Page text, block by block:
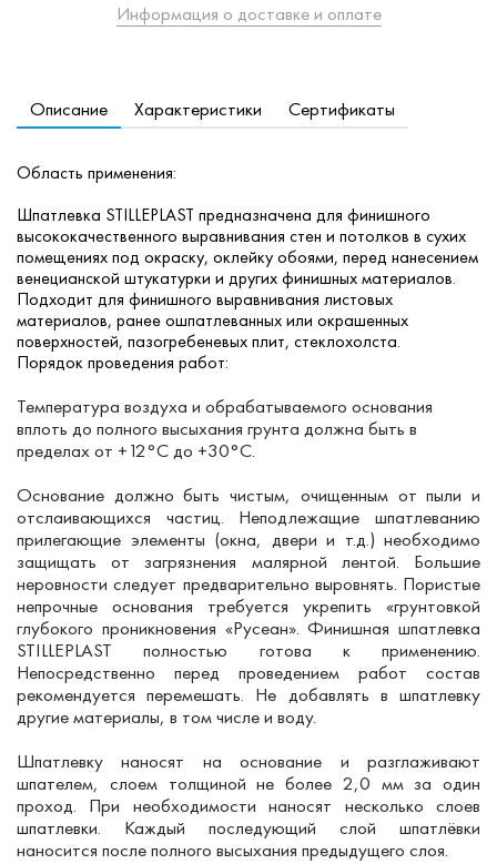
Информация о доставке и оплате
Описание Характеристики Сертификаты
Область применения:
Шпатлевка STILLEPLAST предназначена для финишного
высококачественного выравнивания стен и потолков в сухих
помещениях под окраску, оклейку обоями, перед нанесением
венецианской штукатурки и других финишных материалов.
Подходит для финишного выравнивания листовых
материалов, ранее ошпатлеванных или окрашенных
поверхностей, пазогребеневых плит, стеклохолста.
Порядок проведения работ:
Температура воздуха и обрабатываемого основания
вплоть до полного высыхания грунта должна быть в
пределах от +12°C до +30°С.
Основание должно быть чистым, очищенным от пыли и
отслаивающихся частиц. Неподлежащие шпатлеванию
прилегающие элементы (окна, двери и т.д.) необходимо
защищать от загрязнения малярной лентой. Большие
неровности следует предварительно выровнять. Пористые
непрочные основания требуется укрепить «грунтовкой
глубокого проникновения «Русеан». Финишная шпатлевка
STILLEPLAST полностью готова к применению.
Непосредственно перед проведением работ состав
рекомендуется перемешать. Не добавлять в шпатлевку
другие материалы, в том числе и воду.
Шпатлевку наносят на основание и разглаживают
шпателем, слоем толщиной не более 2,0 мм за один
проход. При необходимости наносят несколько слоев
шпатлевки. Каждый последующий слой шпатлёвки
наносится после полного высыхания предыдущего слоя.